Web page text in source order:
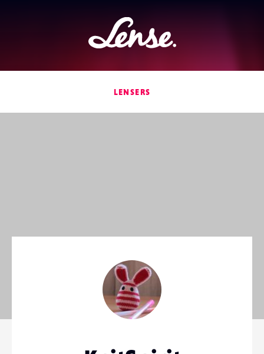
Lense
LENSERS